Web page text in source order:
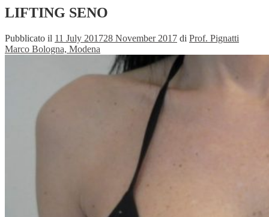
LIFTING SENO
Pubblicato il 11 July 201728 November 2017 di Prof. Pignatti
Marco Bologna, Modena